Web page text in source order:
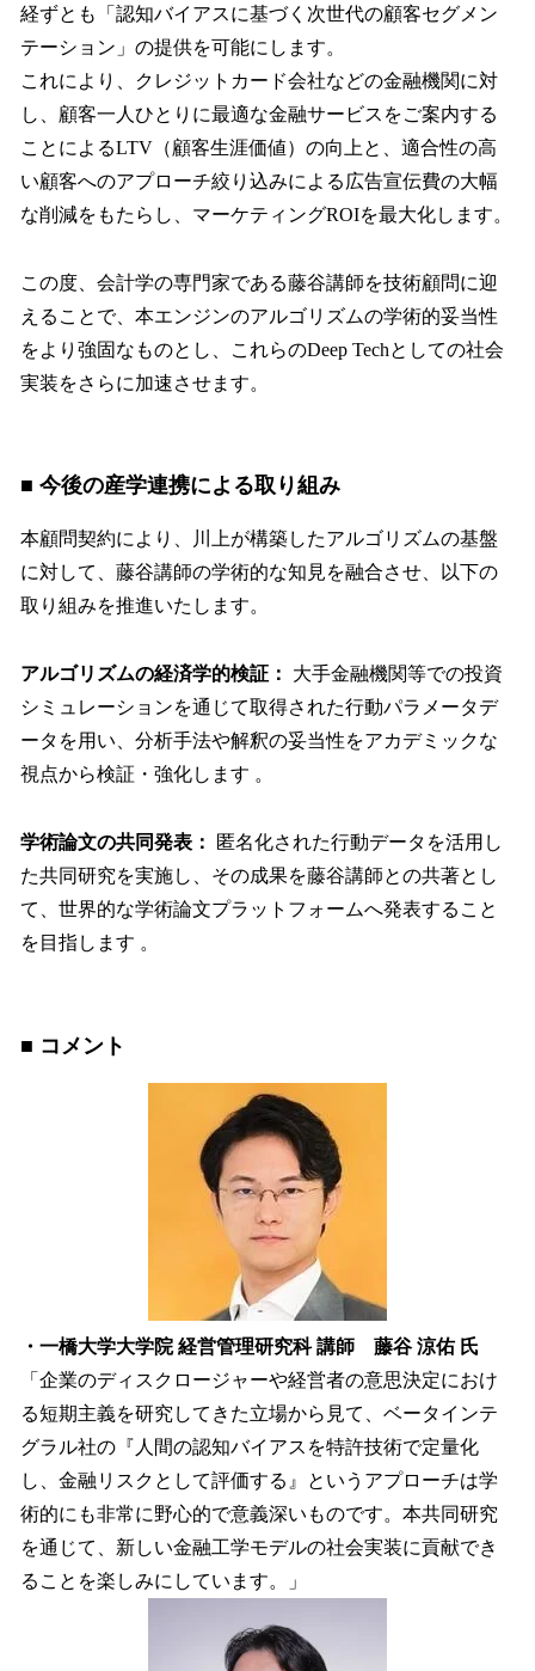
経ずとも「認知バイアスに基づく次世代の顧客セグメン
テーション」の提供を可能にします。
これにより、クレジットカード会社などの金融機関に対
し、顧客一人ひとりに最適な金融サービスをご案内する
ことによるLTV（顧客生涯価値）の向上と、適合性の高
い顧客へのアプローチ絞り込みによる広告宣伝費の大幅
な削減をもたらし、マーケティングROIを最大化します。
この度、会計学の専門家である藤谷講師を技術顧問に迎
えることで、本エンジンのアルゴリズムの学術的妥当性
をより強固なものとし、これらのDeep Techとしての社会
実装をさらに加速させます。
■ 今後の産学連携による取り組み
本顧問契約により、川上が構築したアルゴリズムの基盤
に対して、藤谷講師の学術的な知見を融合させ、以下の
取り組みを推進いたします。
アルゴリズムの経済学的検証：
大手金融機関等での投資
シミュレーションを通じて取得された行動パラメータデ
ータを用い、分析手法や解釈の妥当性をアカデミックな
視点から検証・強化します 。
学術論文の共同発表：
匿名化された行動データを活用し
た共同研究を実施し、その成果を藤谷講師との共著とし
て、世界的な学術論文プラットフォームへ発表すること
を目指します 。
■ コメント
・一橋大学大学院 経営管理研究科 講師 藤谷 涼佑 氏
「企業のディスクロージャーや経営者の意思決定におけ
る短期主義を研究してきた立場から見て、ベータインテ
グラル社の『人間の認知バイアスを特許技術で定量化
し、金融リスクとして評価する』というアプローチは学
術的にも非常に野心的で意義深いものです。本共同研究
を通じて、新しい金融工学モデルの社会実装に貢献でき
ることを楽しみにしています。」